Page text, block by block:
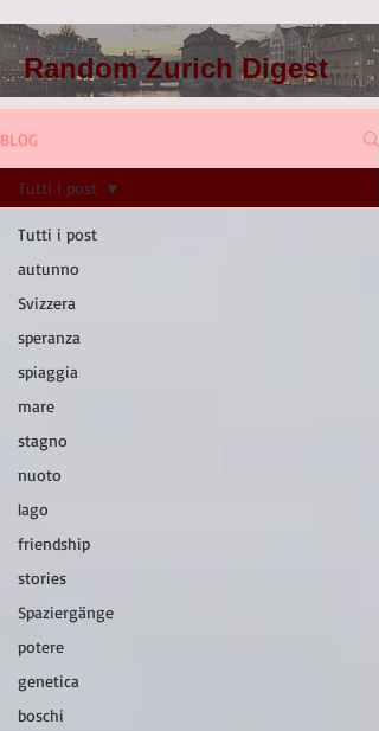
Random Zurich Digest
BLOG
Tutti i post
autunno
Svizzera
speranza
spiaggia
mare
stagno
nuoto
lago
friendship
stories
Spaziergänge
potere
genetica
boschi
Tutti i post